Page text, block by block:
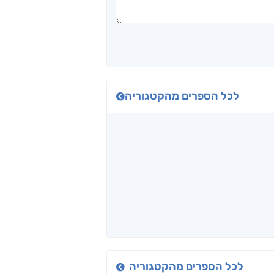
לכל הספרים מהקטגוריה